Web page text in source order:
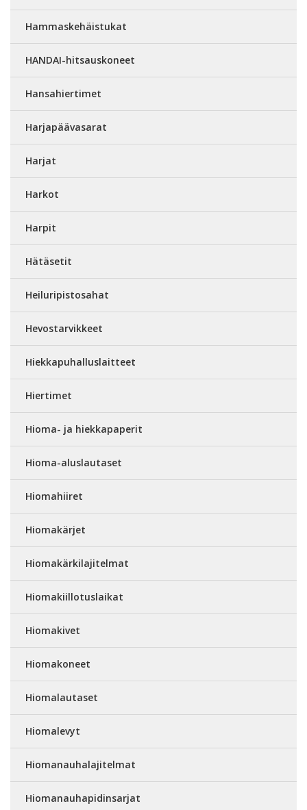
Hammaskehäistukat
HANDAI-hitsauskoneet
Hansahiertimet
Harjapäävasarat
Harjat
Harkot
Harpit
Hätäsetit
Heiluripistosahat
Hevostarvikkeet
Hiekkapuhalluslaitteet
Hiertimet
Hioma- ja hiekkapaperit
Hioma-aluslautaset
Hiomahiiret
Hiomakärjet
Hiomakärkilajitelmat
Hiomakiillotuslaikat
Hiomakivet
Hiomakoneet
Hiomalautaset
Hiomalevyt
Hiomanauhalajitelmat
Hiomanauhapidinsarjat